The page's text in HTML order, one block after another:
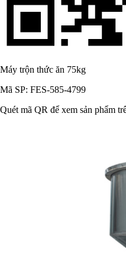
Máy trộn thức ăn 75kg
Mã SP: FES-585-4799
Quét mã QR để xem sản phẩm